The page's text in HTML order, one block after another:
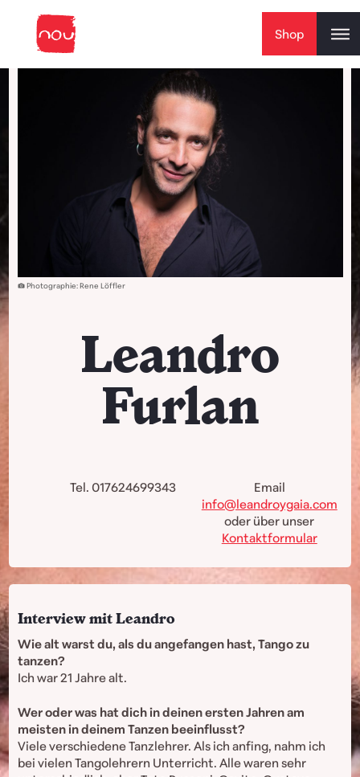
Shop
Photographie: Rene Löffler
Leandro
Furlan
Tel. 017624699343
Email
info@leandroygaia.com
oder über unser
Kontaktformular
Interview mit Leandro
Wie alt warst du, als du angefangen hast, Tango zu
tanzen?
Ich war 21 Jahre alt.
Wer oder was hat dich in deinen ersten Jahren am
meisten in deinem Tanzen beeinflusst?
Viele verschiedene Tanzlehrer. Als ich anfing, nahm ich
bei vielen Tangolehrern Unterricht. Alle waren sehr